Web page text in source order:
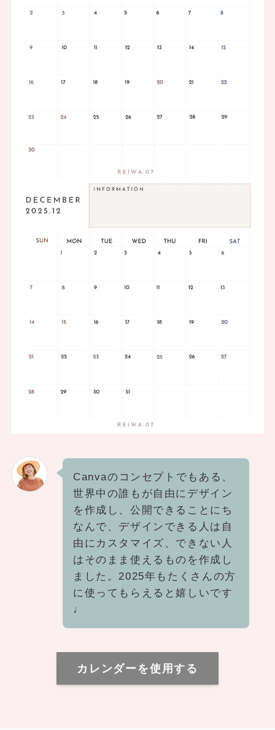
Canvaのコンセプトでもある、
世界中の誰もが自由にデザイン
を作成し、公開できることにち
なんで、デザインできる人は自
由にカスタマイズ、できない人
はそのまま使えるものを作成し
ました。2025年もたくさんの方
に使ってもらえると嬉しいです
♩
カレンダーを使用する